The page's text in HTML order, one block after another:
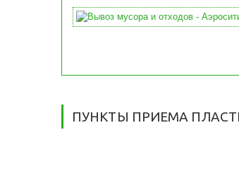
ПУНКТЫ ПРИЕМА